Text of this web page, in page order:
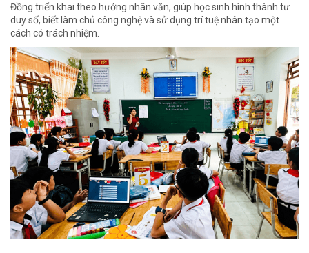
Đồng triển khai theo hướng nhân văn, giúp học sinh hình thành tư
duy số, biết làm chủ công nghệ và sử dụng trí tuệ nhân tạo một
cách có trách nhiệm.